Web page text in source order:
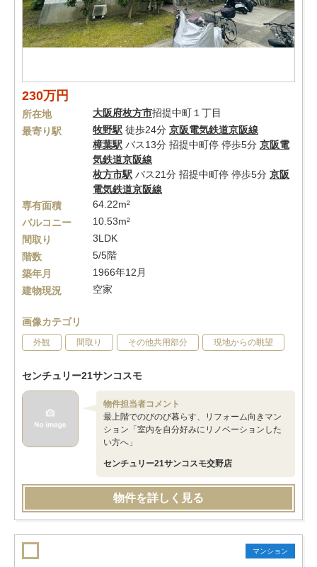
230万円
所在地 大阪府枚方市招提中町１丁目
最寄り駅
牧野駅 徒歩24分 京阪電気鉄道京阪線
樟葉駅 バス13分 招提中町停 停歩5分 京阪電
気鉄道京阪線
枚方市駅 バス21分 招提中町停 停歩5分 京阪
電気鉄道京阪線
専有面積
64.22m²
バルコニー
10.53m²
間取り
3LDK
階数
5/5階
築年月
1966年12月
建物現況
空家
画像カテゴリ
外観 間取り その他共用部分 現地からの眺望
センチュリー21サンコスモ
物件担当者コメント
最上階でのびのび暮らす、リフォーム向きマン
ション「室内を自分好みにリノベーションした
い方へ」
センチュリー21サンコスモ交野店
物件を詳しく見る
マンション